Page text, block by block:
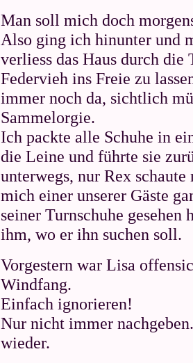
Man soll mich doch
Also ging ich hinunter und
verliess das Haus durch die
Federvieh ins Freie zu
immer noch da, sichtlich
Sammelorgie.
Ich packte alle Schuhe in
die Leine und führte sie
unterwegs, nur Rex
mich einer unserer Gäste
seiner Turnschuhe
ihm, wo er ihn suchen soll.
Vorgestern war Lisa
Windfang.
Einfach ignorieren!
Nur nicht immer
wieder.